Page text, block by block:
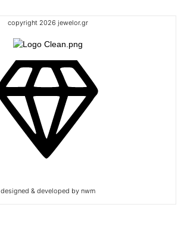
copyright 2026 jewelor.gr
designed & developed by nwm